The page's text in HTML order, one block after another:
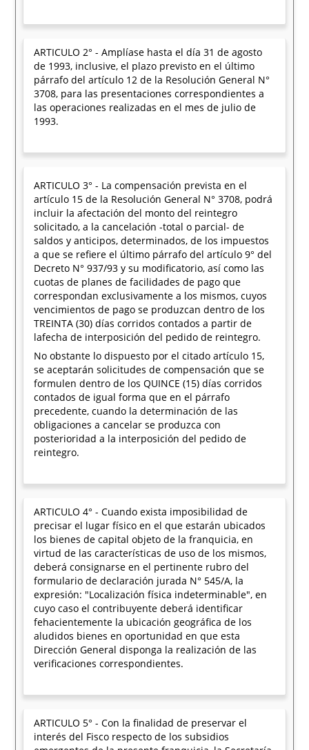
ARTICULO 2° - Amplíase hasta el día 31 de agosto
de 1993, inclusive, el plazo previsto en el último
párrafo del artículo 12 de la Resolución General N°
3708, para las presentaciones correspondientes a
las operaciones realizadas en el mes de julio de
1993.
ARTICULO 3° - La compensación prevista en el
artículo 15 de la Resolución General N° 3708, podrá
incluir la afectación del monto del reintegro
solicitado, a la cancelación -total o parcial- de
saldos y anticipos, determinados, de los impuestos
a que se refiere el último párrafo del artículo 9° del
Decreto N° 937/93 y su modificatorio, así como las
cuotas de planes de facilidades de pago que
correspondan exclusivamente a los mismos, cuyos
vencimientos de pago se produzcan dentro de los
TREINTA (30) días corridos contados a partir de
lafecha de interposición del pedido de reintegro.
No obstante lo dispuesto por el citado artículo 15,
se aceptarán solicitudes de compensación que se
formulen dentro de los QUINCE (15) días corridos
contados de igual forma que en el párrafo
precedente, cuando la determinación de las
obligaciones a cancelar se produzca con
posterioridad a la interposición del pedido de
reintegro.
ARTICULO 4° - Cuando exista imposibilidad de
precisar el lugar físico en el que estarán ubicados
los bienes de capital objeto de la franquicia, en
virtud de las características de uso de los mismos,
deberá consignarse en el pertinente rubro del
formulario de declaración jurada N° 545/A, la
expresión: "Localización física indeterminable", en
cuyo caso el contribuyente deberá identificar
fehacientemente la ubicación geográfica de los
aludidos bienes en oportunidad en que esta
Dirección General disponga la realización de las
verificaciones correspondientes.
ARTICULO 5° - Con la finalidad de preservar el
interés del Fisco respecto de los subsidios